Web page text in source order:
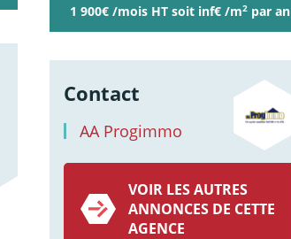
1 900€ /mois HT soit inf€ /m2par an
Contact
AA Progimmo
VOIR LES AUTRES
ANNONCES DE CETTE
AGENCE